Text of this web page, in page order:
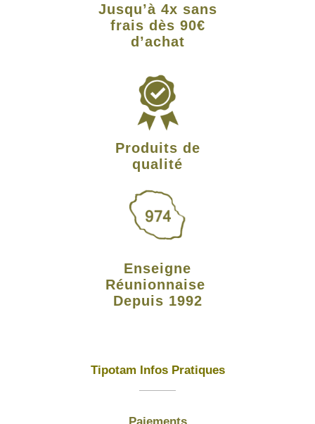
Jusqu’à 4x sans
frais dès 90€
d’achat
Produits de
qualité
Enseigne
Réunionnaise
Depuis 1992
Tipotam Infos Pratiques
Paiements